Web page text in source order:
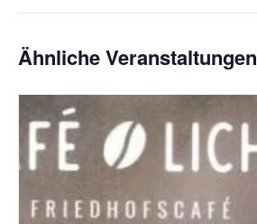
Ähnliche Veranstaltungen